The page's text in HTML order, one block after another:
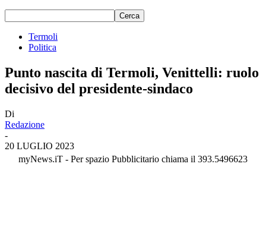
Termoli
Politica
Punto nascita di Termoli, Venittelli: ruolo
decisivo del presidente-sindaco
Di
Redazione
-
20 LUGLIO 2023
myNews.iT - Per spazio Pubblicitario chiama il 393.5496623